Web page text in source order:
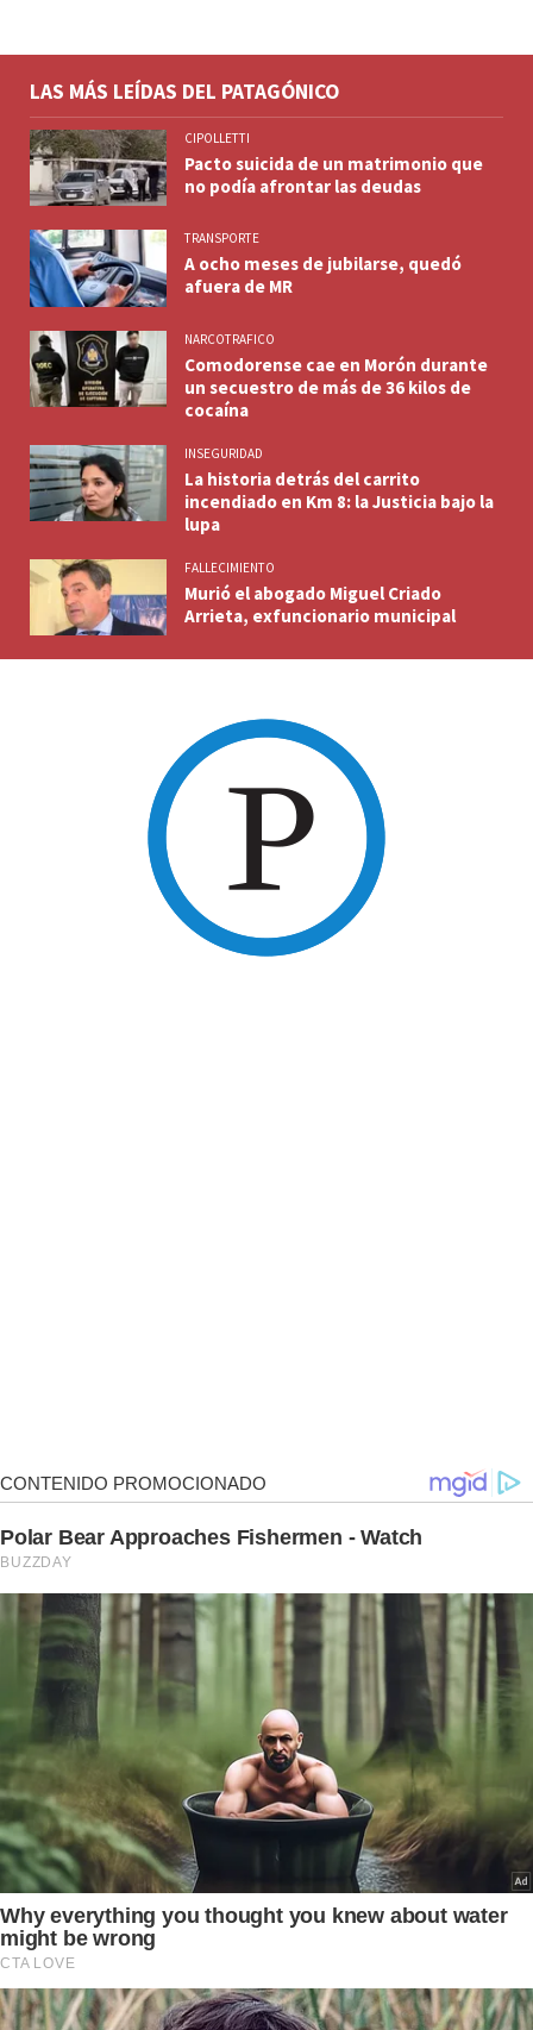
LAS MÁS LEÍDAS DEL PATAGÓNICO
CIPOLLETTI
Pacto suicida de un matrimonio que
no podía afrontar las deudas
TRANSPORTE
A ocho meses de jubilarse, quedó
afuera de MR
NARCOTRAFICO
Comodorense cae en Morón durante
un secuestro de más de 36 kilos de
cocaína
INSEGURIDAD
La historia detrás del carrito
incendiado en Km 8: la Justicia bajo la
lupa
FALLECIMIENTO
Murió el abogado Miguel Criado
Arrieta, exfuncionario municipal